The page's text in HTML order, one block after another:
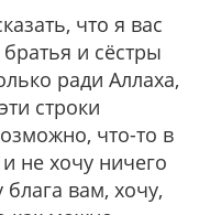
что я вас
и сёстры
ради Аллаха,
строки
что-то в
не хочу ничего
вам, хочу,